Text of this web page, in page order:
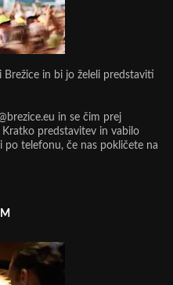
in bi jo želeli predstaviti
in se čim prej
predstavitev in vabilo
po telefonu, če nas pokličete na